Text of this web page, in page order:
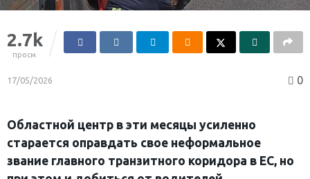
2.7k
просм.
17/05/2026 0
Областной центр в эти месяцы усиленно
старается оправдать свое неформальное
звание главного транзитного коридора в ЕС, но